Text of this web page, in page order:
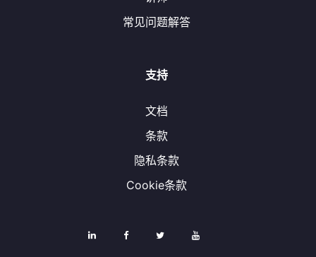
常见问题解答
支持
文档
条款
隐私条款
Cookie条款